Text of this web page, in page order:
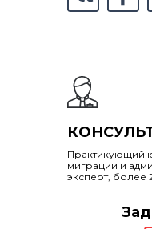
Практикующий
миграции и
эксперт, более